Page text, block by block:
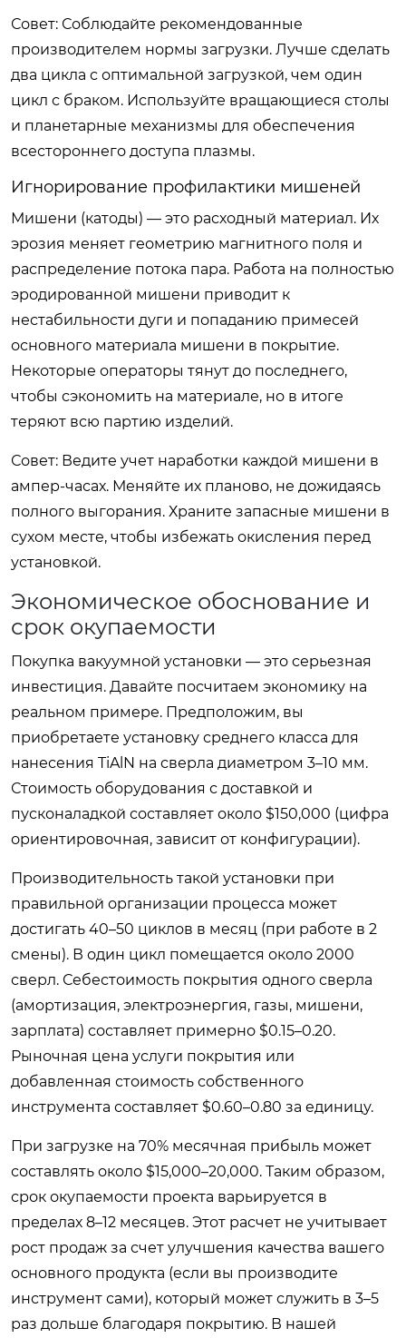
Совет: Соблюдайте рекомендованные
производителем нормы загрузки. Лучше сделать
два цикла с оптимальной загрузкой, чем один
цикл с браком. Используйте вращающиеся столы
и планетарные механизмы для обеспечения
всестороннего доступа плазмы.
Игнорирование профилактики мишеней
Мишени (катоды) — это расходный материал. Их
эрозия меняет геометрию магнитного поля и
распределение потока пара. Работа на полностью
эродированной мишени приводит к
нестабильности дуги и попаданию примесей
основного материала мишени в покрытие.
Некоторые операторы тянут до последнего,
чтобы сэкономить на материале, но в итоге
теряют всю партию изделий.
Совет: Ведите учет наработки каждой мишени в
ампер-часах. Меняйте их планово, не дожидаясь
полного выгорания. Храните запасные мишени в
сухом месте, чтобы избежать окисления перед
установкой.
Экономическое обоснование и
срок окупаемости
Покупка вакуумной установки — это серьезная
инвестиция. Давайте посчитаем экономику на
реальном примере. Предположим, вы
приобретаете установку среднего класса для
нанесения TiAlN на сверла диаметром 3–10 мм.
Стоимость оборудования с доставкой и
пусконаладкой составляет около $150,000 (цифра
ориентировочная, зависит от конфигурации).
Производительность такой установки при
правильной организации процесса может
достигать 40–50 циклов в месяц (при работе в 2
смены). В один цикл помещается около 2000
сверл. Себестоимость покрытия одного сверла
(амортизация, электроэнергия, газы, мишени,
зарплата) составляет примерно $0.15–0.20.
Рыночная цена услуги покрытия или
добавленная стоимость собственного
инструмента составляет $0.60–0.80 за единицу.
При загрузке на 70% месячная прибыль может
составлять около $15,000–20,000. Таким образом,
срок окупаемости проекта варьируется в
пределах 8–12 месяцев. Этот расчет не учитывает
рост продаж за счет улучшения качества вашего
основного продукта (если вы производите
инструмент сами), который может служить в 3–5
раз дольше благодаря покрытию. В нашей